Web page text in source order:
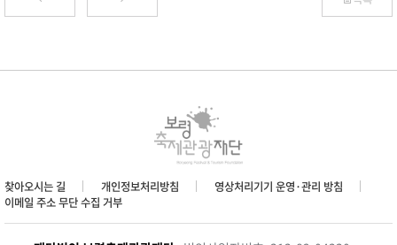
찾아오시는 길 개인정보처리방침
영상처리기기 운영·관리 방침
이메일 주소 무단 수집 거부